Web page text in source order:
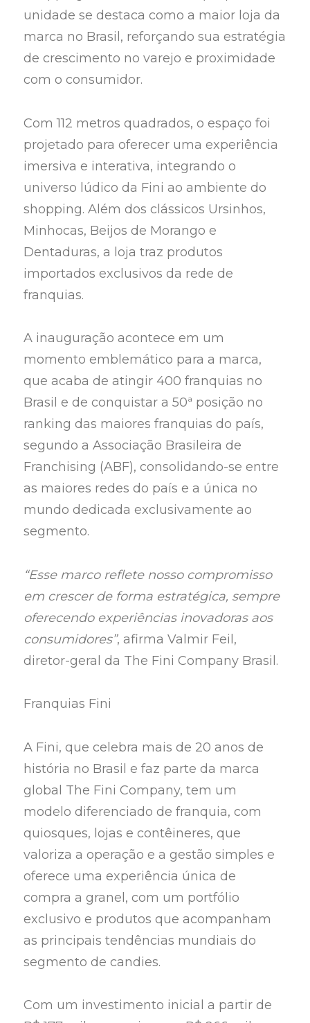
unidade se destaca como a maior loja da
marca no Brasil, reforçando sua estratégia
de crescimento no varejo e proximidade
com o consumidor.
Com 112 metros quadrados, o espaço foi
projetado para oferecer uma experiência
imersiva e interativa, integrando o
universo lúdico da Fini ao ambiente do
shopping. Além dos clássicos Ursinhos,
Minhocas, Beijos de Morango e
Dentaduras, a loja traz produtos
importados exclusivos da rede de
franquias.
A inauguração acontece em um
momento emblemático para a marca,
que acaba de atingir 400 franquias no
Brasil e de conquistar a 50ª posição no
ranking das maiores franquias do país,
segundo a Associação Brasileira de
Franchising (ABF), consolidando-se entre
as maiores redes do país e a única no
mundo dedicada exclusivamente ao
segmento.
“Esse marco reflete nosso compromisso
em crescer de forma estratégica, sempre
oferecendo experiências inovadoras aos
consumidores”, afirma Valmir Feil,
diretor-geral da The Fini Company Brasil.
Franquias Fini
A Fini, que celebra mais de 20 anos de
história no Brasil e faz parte da marca
global The Fini Company, tem um
modelo diferenciado de franquia, com
quiosques, lojas e contêineres, que
valoriza a operação e a gestão simples e
oferece uma experiência única de
compra a granel, com um portfólio
exclusivo e produtos que acompanham
as principais tendências mundiais do
segmento de candies.
Com um investimento inicial a partir de